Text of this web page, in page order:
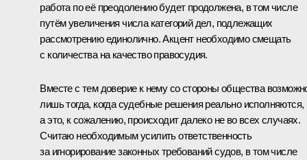
работа по её преодолению будет продолжена, в том числе
путём увеличения числа категорий дел, подлежащих
рассмотрению единолично. Акцент необходимо смещать
с количества на качество правосудия.
Вместе с тем доверие к нему со стороны общества
лишь тогда, когда судебные решения реально исполняются,
а это, к сожалению, происходит далеко не во всех случаях.
Считаю необходимым усилить ответственность
за игнорирование законных требований судов, в том числе